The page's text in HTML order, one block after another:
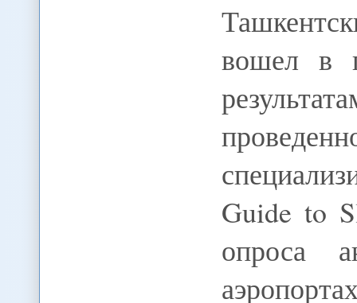
вошел в
Guide to
опроса